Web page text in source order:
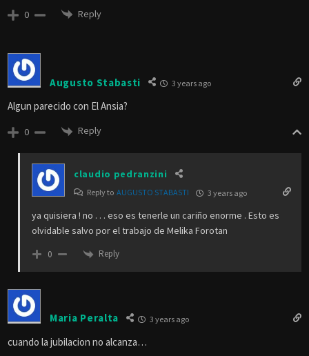
0 Reply
Augusto Stabasti 3 years ago
Algun parecido con El Ansia?
0 Reply
claudio pedranzini
Reply to AUGUSTO STABASTI 3 years ago
ya quisiera ! no . . . eso es tenerle un cariño enorme . Esto es
olvidable salvo por el trabajo de Melika Forotan
0 Reply
Maria Peralta 3 years ago
cuando la jubilacion no alcanza…